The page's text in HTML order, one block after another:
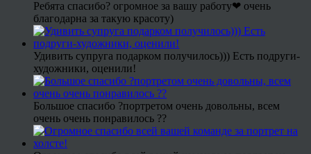
Ребята спасибо? огромное за вашу работу❤ очень
благодарна за такую красоту)
Удивить супруга подарком получилось))) Есть подруги-
художники, оценили!
Большое спасибо ?портретом очень довольны, всем
очень очень понравилось ??